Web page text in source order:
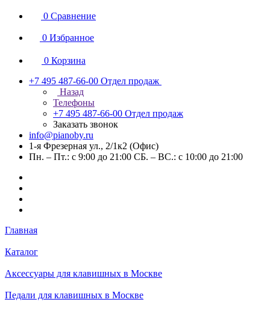
0 Сравнение
0 Избранное
0 Корзина
+7 495 487-66-00 Отдел продаж
Назад
Телефоны
+7 495 487-66-00 Отдел продаж
Заказать звонок
info@pianoby.ru
1-я Фрезерная ул., 2/1к2 (Офис)
Пн. – Пт.: с 9:00 до 21:00 СБ. – ВС.: с 10:00 до 21:00
Главная
Каталог
Аксессуары для клавишных в Москве
Педали для клавишных в Москве